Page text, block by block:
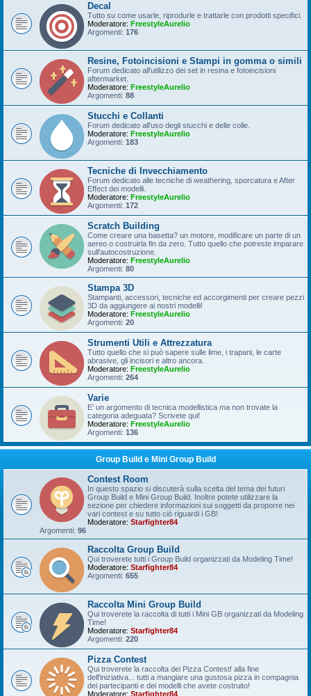
Decal
Tutto su come usarle, riprodurle e trattarle con prodotti specifici.
Moderatore: FreestyleAurelio
Argomenti: 176
Resine, Fotoincisioni e Stampi in gomma o simili
Forum dedicato all'utilizzo dei set in resina e fotoincisioni
aftermarket.
Moderatore: FreestyleAurelio
Argomenti: 88
Stucchi e Collanti
Forum dedicato all'uso degli stucchi e delle colle.
Moderatore: FreestyleAurelio
Argomenti: 183
Tecniche di Invecchiamento
Forum dedicato alle tecniche di weathering, sporcatura e After
Effect dei modelli.
Moderatore: FreestyleAurelio
Argomenti: 172
Scratch Building
Come creare una basetta? un motore, modificare un parte di un
aereo o costruirla fin da zero. Tutto quello che potreste imparare
sull'autocostruzione.
Moderatore: FreestyleAurelio
Argomenti: 80
Stampa 3D
Stampanti, accessori, tecniche ed accorgimenti per creare pezzi
3D da aggiungere ai nostri modelli!
Moderatore: FreestyleAurelio
Argomenti: 20
Strumenti Utili e Attrezzatura
Tutto quello che si può sapere sulle lime, i trapani, le carte
abrasive, gli incisori e altro ancora.
Moderatore: FreestyleAurelio
Argomenti: 264
Varie
E' un argomento di tecnica modellistica ma non trovate la
categoria adeguata? Scrivete qui!
Moderatore: FreestyleAurelio
Argomenti: 136
Group Build e Mini Group Build
Contest Room
In questo spazio si discuterà sulla scelta del tema dei futuri
Group Build e Mini Group Build. Inoltre potete utilizzare la
sezione per chiedere informazioni sui soggetti da proporre nei
vari contest e su tutto ciò riguardi i GB!
Moderatore: Starfighter84
Argomenti: 96
Raccolta Group Build
Qui troverete tutti i Group Build organizzati da Modeling Time!
Moderatore: Starfighter84
Argomenti: 655
Raccolta Mini Group Build
Qui troverete la raccolta di tutti i Mini GB organizzati da Modeling
Time!
Moderatore: Starfighter84
Argomenti: 220
Pizza Contest
Qui troverete la raccolta dei Pizza Contest! alla fine
dell'iniziativa... tutti a mangiare una gustosa pizza in compagnia
dei partecipanti e dei modelli che avete costruito!
Moderatore: Starfighter84